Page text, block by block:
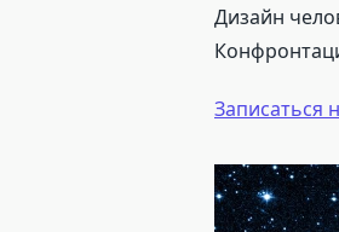
Дизайн
Записаться